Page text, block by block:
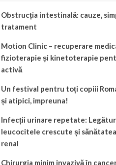
Obstrucția intestinală: cauze,
tratament
Motion Clinic – recuperare
fizioterapie și kinetoterapie
activă
Un festival pentru toți copiii
și atipici, impreuna!
Infecții urinare repetate:
leucocitele crescute și
renal
Chirurgia minim invazivă în